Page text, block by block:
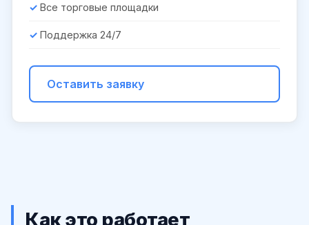
Все торговые площадки
Поддержка 24/7
Оставить заявку
Как это работает